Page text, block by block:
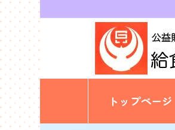
トップページ